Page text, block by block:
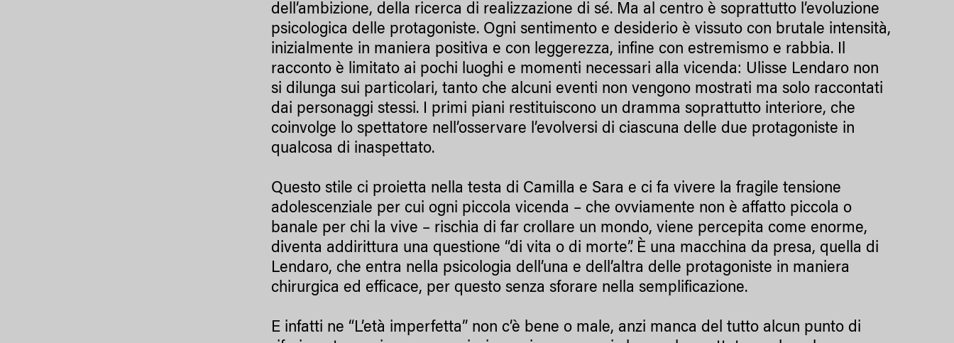
dell’ambizione, della ricerca di realizzazione di sé. Ma al centro è soprattutto l’evoluzione
psicologica delle protagoniste. Ogni sentimento e desiderio è vissuto con brutale intensità,
inizialmente in maniera positiva e con leggerezza, infine con estremismo e rabbia. Il
racconto è limitato ai pochi luoghi e momenti necessari alla vicenda: Ulisse Lendaro non
si dilunga sui particolari, tanto che alcuni eventi non vengono mostrati ma solo raccontati
dai personaggi stessi. I primi piani restituiscono un dramma soprattutto interiore, che
coinvolge lo spettatore nell’osservare l’evolversi di ciascuna delle due protagoniste in
qualcosa di inaspettato.
Questo stile ci proietta nella testa di Camilla e Sara e ci fa vivere la fragile tensione
adolescenziale per cui ogni piccola vicenda – che ovviamente non è affatto piccola o
banale per chi la vive – rischia di far crollare un mondo, viene percepita come enorme,
diventa addirittura una questione “di vita o di morte”. È una macchina da presa, quella di
Lendaro, che entra nella psicologia dell’una e dell’altra delle protagoniste in maniera
chirurgica ed efficace, per questo senza sforare nella semplificazione.
E infatti ne “L’età imperfetta” non c’è bene o male, anzi manca del tutto alcun punto di